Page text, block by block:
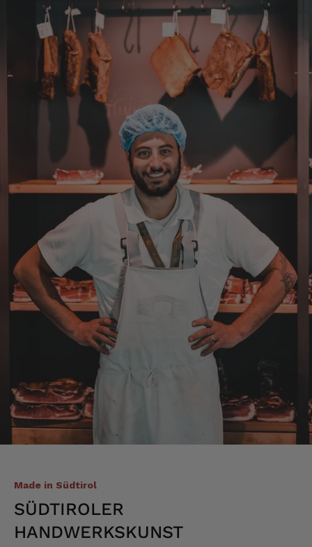
Made in Südtirol
SÜDTIROLER
HANDWERKSKUNST
Verifizierter Kunde
Hervorragende Qualität mit Geschmack
4.8.2026
Dorothea
Verifizierter Kunde
Erstklassige Ware Hervorragende Qualität
Sehr gutes Preis Leistungsverhältnis
4.8.2026
Axel
Verifizierter Kunde
Sehr gute Ware , schnelle Zusendung. Ich bin
sehr zufrieden. Gern wieder!
4.8.2026
Sebastian
Verifizierter Kunde
... schnelle Lieferung, super Service und die
Ware( Probierpaket und Speck "Herzstück")
sieht hervorragend aus und schmeckt auch
dementsprechend...
4.8.2026
Mathias
beschädigt. Aber sonst war alles super!!!